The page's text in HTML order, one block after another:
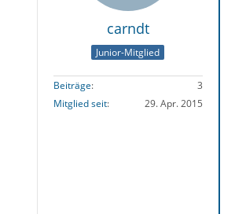
carndt
Junior-Mitglied
Beiträge
3
Mitglied seit
29. Apr. 2015